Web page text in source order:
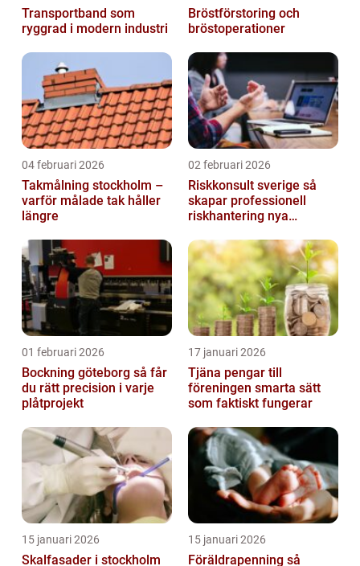
Transportband som
ryggrad i modern industri
Bröstförstoring och
bröstoperationer
04 februari 2026
Takmålning stockholm –
varför målade tak håller
längre
02 februari 2026
Riskkonsult sverige så
skapar professionell
riskhantering nya
01 februari 2026
Bockning göteborg så får
du rätt precision i varje
plåtprojekt
17 januari 2026
Tjäna pengar till
föreningen smarta sätt
som faktiskt fungerar
15 januari 2026
Skalfasader i stockholm
15 januari 2026
Föräldrapenning så